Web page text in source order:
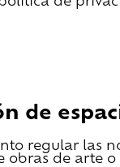
de
regular las
obras de arte